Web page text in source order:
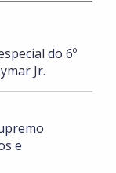
do 6º
Jr.
e